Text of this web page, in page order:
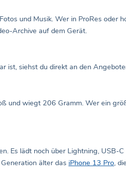
und Musik. Wer in ProRes oder
Archive auf dem Gerät.
ist, siehst du direkt an den
und wiegt 206 Gramm. Wer ein
Es lädt noch über Lightning, USB-
Generation älter das iPhone 13 Pro,